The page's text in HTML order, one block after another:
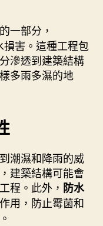
一部分，
害。這種工程包
滲透到建築結構
多雨多濕的地
潮濕和降雨的威
建築結構可能會
程。此外， 防水
用，防止霉菌和